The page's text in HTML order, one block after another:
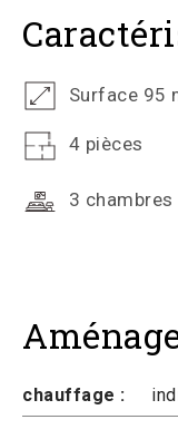
Surface 95
4 pièces
3 chambres
chauffage :